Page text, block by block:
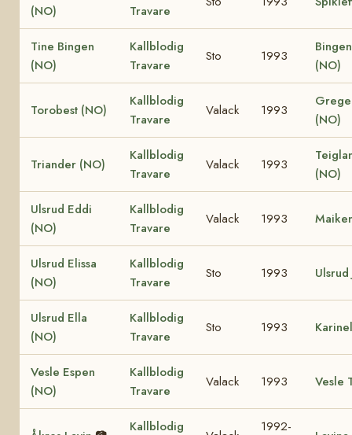
(NO)
Travare
Tine Bingen
(NO)
Kallblodig
Travare
Sto 1993
(NO)
Torobest (NO)
Kallblodig
Travare
Valack 1993
(NO)
Triander (NO)
Kallblodig
Travare
Valack 1993
(NO)
Ulsrud Eddi
(NO)
Kallblodig
Travare
Valack 1993
Ulsrud Elissa
(NO)
Kallblodig
Travare
Sto 1993
Ulsrud Ella
(NO)
Kallblodig
Travare
Sto 1993
Vesle Espen
(NO)
Kallblodig
Travare
Valack 1993 Vesle
Kallblodig
1992-